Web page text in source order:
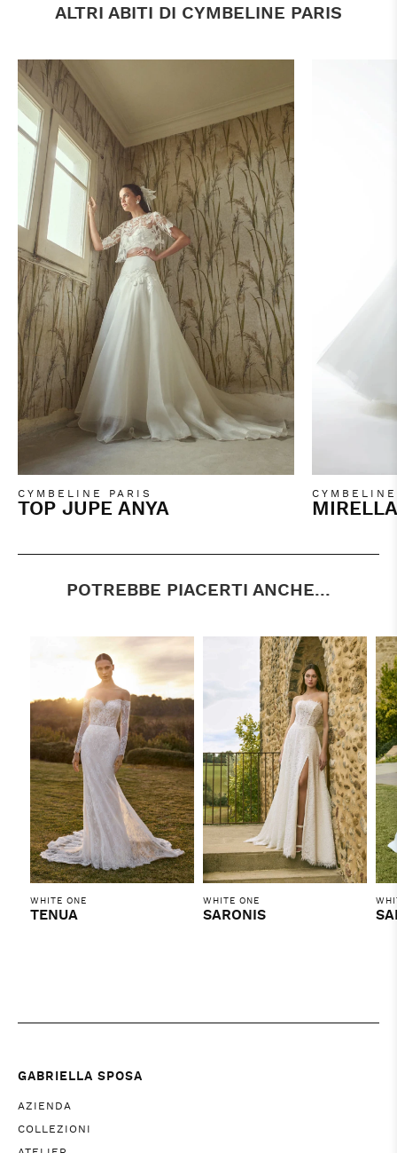
ALTRI ABITI DI CYMBELINE PARIS
CYMBELINE PARIS
TOP JUPE ANYA MIRELLA
POTREBBE PIACERTI ANCHE...
WHITE ONE
TENUA
WHITE ONE
SARONIS
GABRIELLA SPOSA
AZIENDA
COLLEZIONI